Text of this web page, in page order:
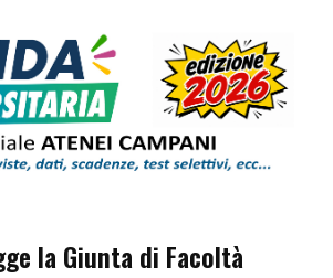
la Giunta di Facoltà